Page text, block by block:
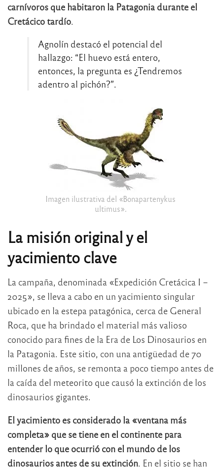
carnívoros que habitaron la Patagonia durante el
Cretácico tardío.
Agnolín destacó el potencial del
hallazgo: “El huevo está entero,
entonces, la pregunta es ¿Tendremos
adentro al pichón?”.
Imagen ilustrativa del «Bonapartenykus
ultimus».
La misión original y el
yacimiento clave
La campaña, denominada «Expedición Cretácica I –
2025», se lleva a cabo en un yacimiento singular
ubicado en la estepa patagónica, cerca de General
Roca, que ha brindado el material más valioso
conocido para fines de la Era de Los Dinosaurios en
la Patagonia. Este sitio, con una antigüedad de 70
millones de años, se remonta a poco tiempo antes de
la caída del meteorito que causó la extinción de los
dinosaurios gigantes.
El yacimiento es considerado la «ventana más
completa» que se tiene en el continente para
entender lo que ocurrió con el mundo de los
dinosaurios antes de su extinción. En el sitio se han